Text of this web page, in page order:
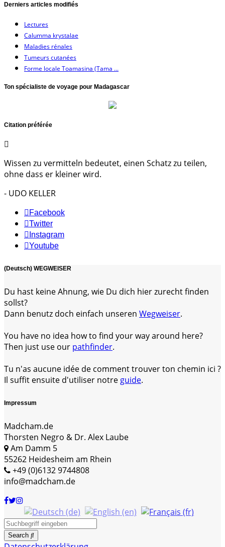
Derniers articles modifiés
Lectures
Calumma krystalae
Maladies rénales
Tumeurs cutanées
Forme locale Toamasina (Tama ...
Ton spécialiste de voyage pour Madagascar
Citation préférée
Wissen zu vermitteln bedeutet, einen Schatz zu teilen,
ohne dass er kleiner wird.
- UDO KELLER
Facebook
Twitter
Instagram
Youtube
(Deutsch) WEGWEISER
Du hast keine Ahnung, wie Du dich hier zurecht finden
sollst?
Dann benutz doch einfach unseren Wegweiser.
You have no idea how to find your way around here?
Then just use our pathfinder.
Tu n'as aucune idée de comment trouver ton chemin ici ?
Il suffit ensuite d'utiliser notre guide.
Impressum
Madcham.de
Thorsten Negro & Dr. Alex Laube
Am Damm 5
55262 Heidesheim am Rhein
+49 (0)6132 9744808
info@madcham.de
Search